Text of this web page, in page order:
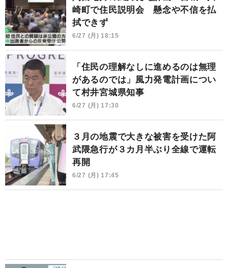
崎町で住民説明会 懸念や不信を払
拭できず
6/27 (月) 18:15
「住民の理解なしに進めるのは無理
があるのでは」風力発電計画につい
て村井宮城県知事
6/27 (月) 17:30
３月の地震で大きな被害を受けた阿
武隈急行が３カ月半ぶり全線で運転
再開
6/27 (月) 17:45